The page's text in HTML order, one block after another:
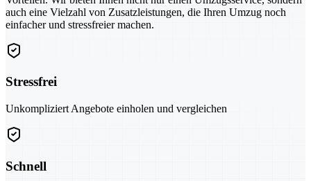
auch eine Vielzahl von Zusatzleistungen, die Ihren Umzug noch
einfacher und stressfreier machen.
Stressfrei
Unkompliziert Angebote einholen und vergleichen
Schnell